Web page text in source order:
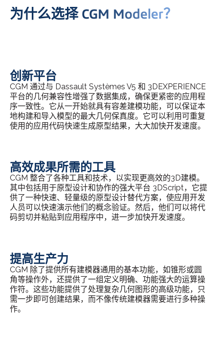
为什么选择 CGM Modeler？
创新平台
CGM 通过与 Dassault Systèmes V5 和 3DEXPERIENCE
平台的几何兼容性增强了数据集成，确保更紧密的应用程
序一致性。它从一开始就具有容差建模功能，可以保证本
地构建和导入模型的最大几何保真度。它可以利用可重复
使用的应用代码快速生成原型结果，大大加快开发速度。
高效成果所需的工具
CGM 整合了各种工具和技术，以实现更高效的3D建模。
其中包括用于原型设计和协作的强大平台 3DScript，它提
供了一种快速、轻量级的原型设计替代方案，使应用开发
人员可以快速演示他们的概念验证。然后，他们可以将代
码剪切并粘贴到应用程序中，进一步加快开发速度。
提高生产力
CGM 除了提供所有建模器通用的基本功能，如锥形或圆
角等操作外，还提供了一组定义明确、功能强大的运算操
作符。这些功能提供了处理复杂几何图形的高级功能，只
需一步即可创建结果，而不像传统建模器需要进行多种操
作。